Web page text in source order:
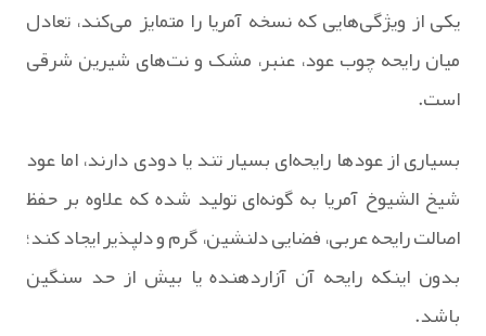
یکی از ویژگی‌هایی که نسخه آمریا را متمایز می‌کند، تعادل
میان رایحه چوب عود، عنبر، مشک و نت‌های شیرین شرقی
است.
بسیاری از عودها رایحه‌ای بسیار تند یا دودی دارند، اما عود
شیخ الشیوخ آمریا به گونه‌ای تولید شده که علاوه بر حفظ
اصالت رایحه عربی، فضایی دلنشین، گرم و دلپذیر ایجاد کند؛
بدون اینکه رایحه آن آزاردهنده یا بیش از حد سنگین
باشد.